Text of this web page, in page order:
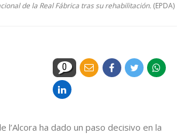
de la Real Fábrica tras su rehabilitación. (EPDA)
0
l’Alcora ha dado un paso decisivo en la